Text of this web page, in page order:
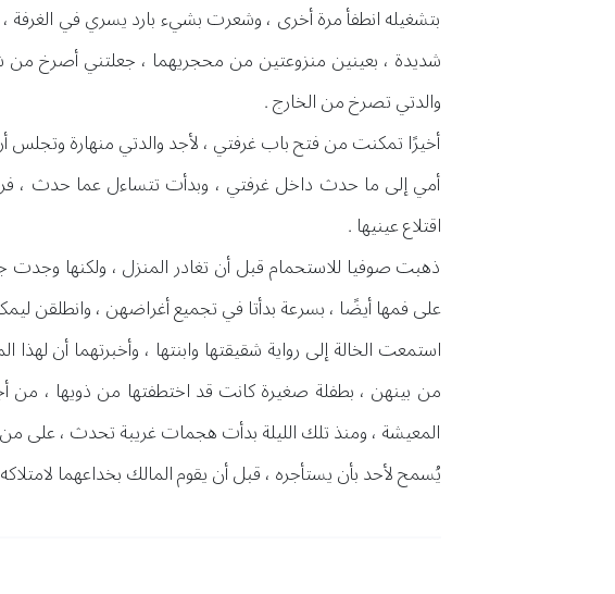
بتشغيله انطفأ مرة أخرى ، وشعرت بشيء بارد يسري في الغرفة
شديدة ، بعينين منزوعتين من محجريهما ، جعلتني أصرخ
والدتي تصرخ من الخارج .
أخيرًا تمكنت من فتح باب غرفتي ، لأجد والدتي منهارة وتجلس
أمي إلى ما حدث داخل غرفتي ، وبدأت تتساءل عما حدث ،
اقتلاع عينيها .
ذهبت صوفيا للاستحمام قبل أن تغادر المنزل ، ولكنها وجدت
على فمها أيضًا ، بسرعة بدأتا في تجميع أغراضهن ، وانطلقن
استمعت الخالة إلى رواية شقيقتها وابنتها ، وأخبرتهما أن
من بينهن ، بطفلة صغيرة كانت قد اختطفتها من ذويها ، من
المعيشة ، ومنذ تلك الليلة بدأت هجمات غريبة تحدث ، على من
يُسمح لأحد بأن يستأجره ، قبل أن يقوم المالك بخداعهما